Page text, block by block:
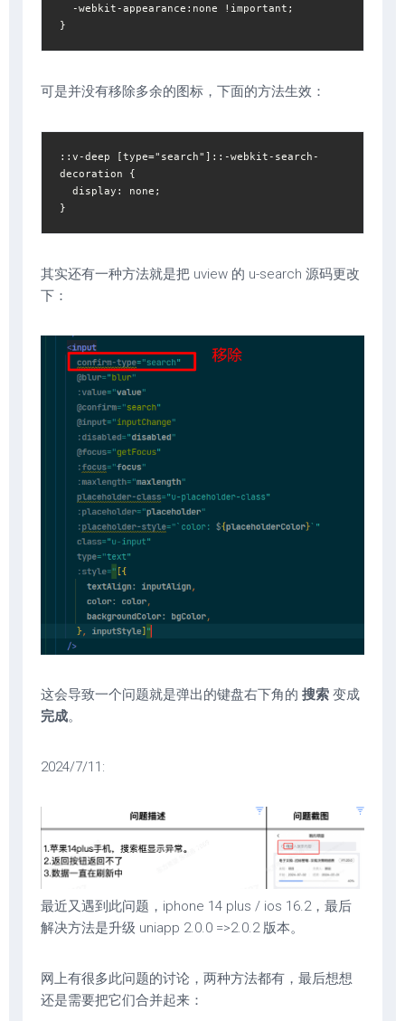
}
可是并没有移除多余的图标，下面的方法生效：
::v-deep [type="search"]::-webkit-search-
decoration {
}
其实还有一种方法就是把 uview 的 u-search 源码更改
下：
这会导致一个问题就是弹出的键盘右下角的 搜索 变成
完成。
2024/7/11:
最近又遇到此问题，iphone 14 plus / ios 16.2，最后
解决方法是升级 uniapp 2.0.0 =>2.0.2 版本。
网上有很多此问题的讨论，两种方法都有，最后想想
还是需要把它们合并起来：